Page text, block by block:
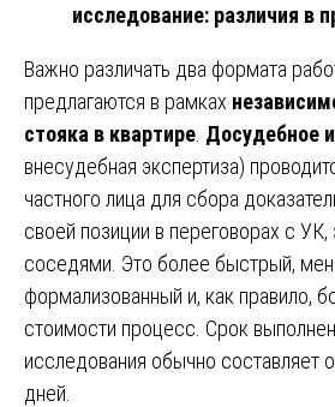
исследование: различия в
Важно различать два формата
предлагаются в рамках
стояка в квартире Досудебное
внесудебная экспертиза)
частного лица для сбора
своей позиции в переговорах с
соседями. Это более быстрый,
формализованный и, как правило,
стоимости процесс. Срок
исследования обычно составляет
дней.